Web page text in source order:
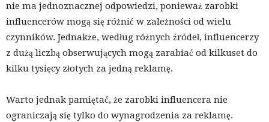
nie ma jednoznacznej odpowiedzi, ponieważ zarobki
influencerów mogą się różnić w zależności od wielu
czynników. Jednakże, według różnych źródeł, influencerzy
z dużą liczbą obserwujących mogą zarabiać od kilkuset do
kilku tysięcy złotych za jedną reklamę.
Warto jednak pamiętać, że zarobki influencera nie
ograniczają się tylko do wynagrodzenia za reklamę.